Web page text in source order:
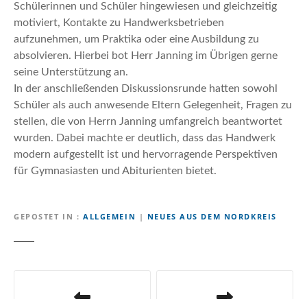
Schülerinnen und Schüler hingewiesen und gleichzeitig
motiviert, Kontakte zu Handwerksbetrieben
aufzunehmen, um Praktika oder eine Ausbildung zu
absolvieren. Hierbei bot Herr Janning im Übrigen gerne
seine Unterstützung an.
In der anschließenden Diskussionsrunde hatten sowohl
Schüler als auch anwesende Eltern Gelegenheit, Fragen zu
stellen, die von Herrn Janning umfangreich beantwortet
wurden. Dabei machte er deutlich, dass das Handwerk
modern aufgestellt ist und hervorragende Perspektiven
für Gymnasiasten und Abiturienten bietet.
GEPOSTET IN ALLGEMEIN | NEUES AUS DEM NORDKREIS